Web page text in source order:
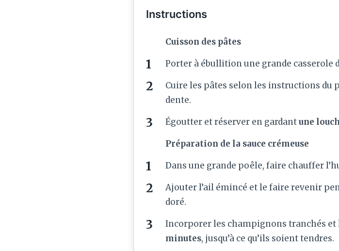
Instructions
Cuisson des pâtes
Porter à ébullition une grande casserole
Cuire les pâtes selon les instructions du
dente.
Égoutter et réserver en gardantune
Préparation de la sauce crémeuse
Dans une grande poêle, faire chauffer
Ajouter l’ail émincé et le faire revenir
doré.
Incorporer les champignons tranchés et
minutes, jusqu’à ce qu’ils soient tendres.